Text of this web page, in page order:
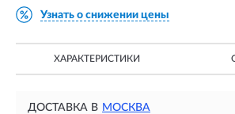
Узнать о снижении цены
ХАРАКТЕРИСТИКИ
ДОСТАВКА В МОСКВА